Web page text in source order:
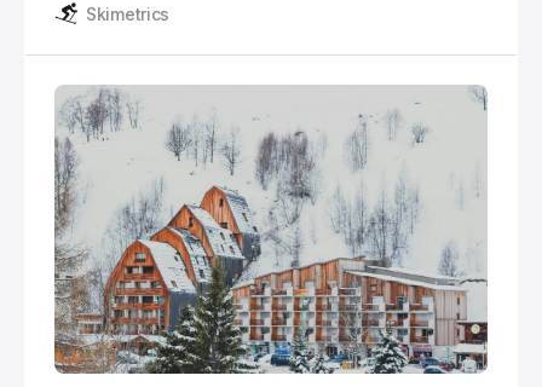
Les prix oscillent entre 336 € et 1 550 € par semaine,
budget.
Skimetrics